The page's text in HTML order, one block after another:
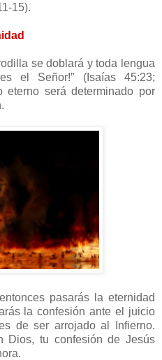
15).
se doblará y toda lengua
el Señor!” (Isaías 45:23;
eterno será determinado por
pasarás la eternidad
la confesión ante el juicio
de ser arrojado al Infierno.
Dios, tu confesión de Jesús